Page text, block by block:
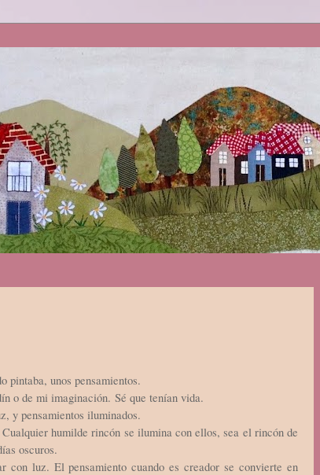
pintaba, unos pensamientos.
o de mi imaginación. Sé que tenían vida.
y pensamientos iluminados.
humilde rincón se ilumina con ellos, sea el rincón de
oscuros.
con luz. El pensamiento cuando es creador se convierte en